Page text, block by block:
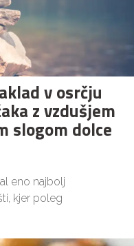
v osrčju
z vzdušjem
slogom dolce
eno najbolj
kjer poleg